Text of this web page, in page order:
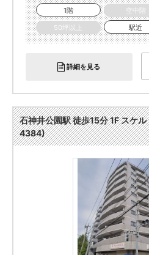
1階
空中階
50坪以上
駅近
詳細を見る
石神井公園駅 徒歩15分 1F スケ
4384)